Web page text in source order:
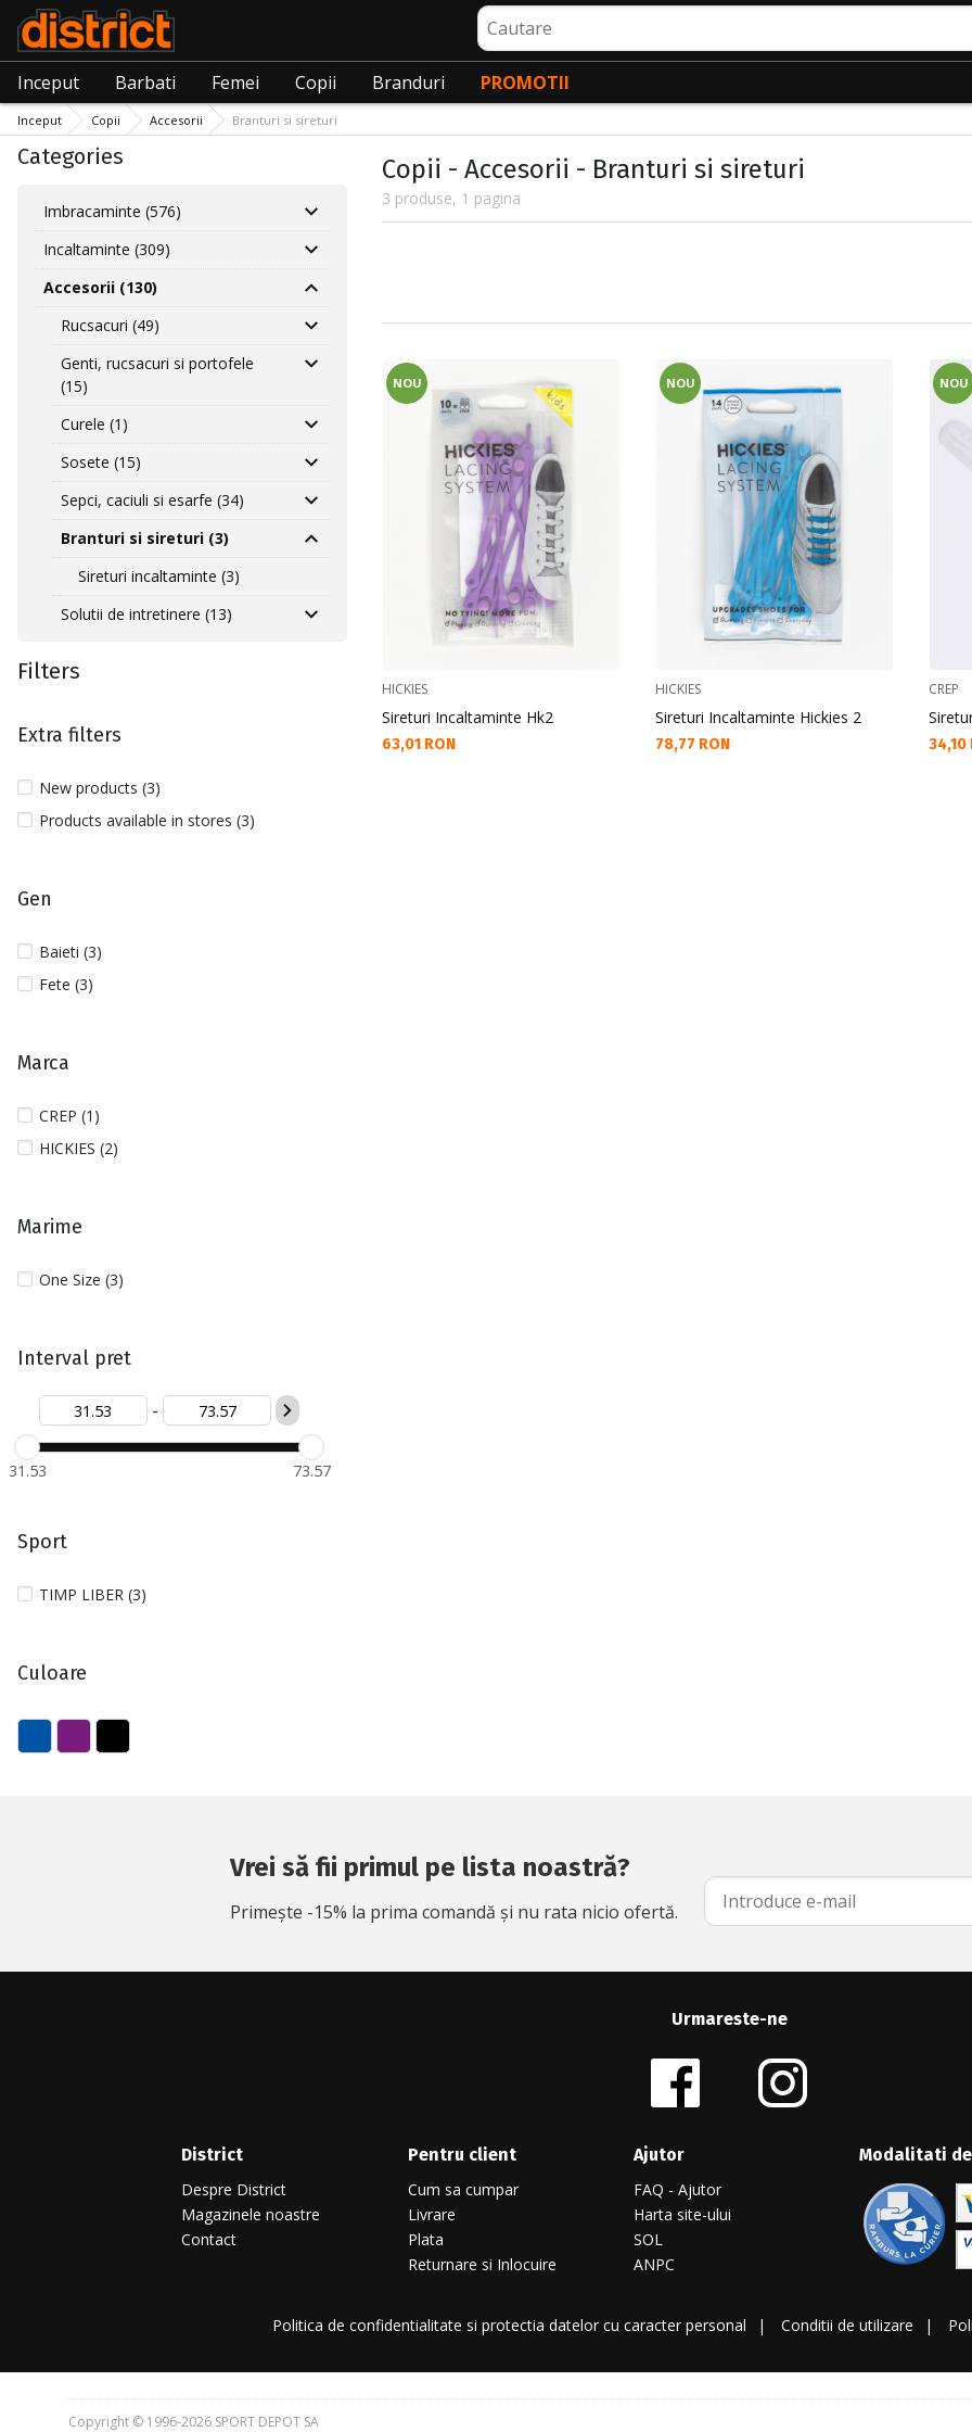
Cautare
Inceput Barbati Femei Copii Branduri PROMOTII
Inceput Copii Accesorii Branturi si sireturi
Categories
Imbracaminte (576)
Incaltaminte (309)
Accesorii (130)
Rucsacuri (49)
Genti, rucsacuri si portofele
(15)
Curele (1)
Sosete (15)
Sepci, caciuli si esarfe (34)
Branturi si sireturi (3)
Sireturi incaltaminte (3)
Solutii de intretinere (13)
Filters
Extra filters
New products (3)
Products available in stores (3)
Gen
Baieti (3)
Fete (3)
Marca
CREP (1)
HICKIES (2)
Marime
One Size (3)
Interval pret
-
31.53 73.57
Sport
TIMP LIBER (3)
Culoare
Copii - Accesorii - Branturi si sireturi
3 produse, 1 pagina
NOU
HICKIES
Sireturi Incaltaminte Hk2
Текуща цена:
63,01 RON
NOU
HICKIES
Sireturi Incaltaminte Hickies 2
Текуща цена:
78,77 RON
NOU
CREP
34,10
Vrei să fii primul pe lista noastră?
Primește -15% la prima comandă și nu rata nicio ofertă.
Urmareste-ne
District
Despre District
Magazinele noastre
Contact
Pentru client
Cum sa cumpar
Livrare
Plata
Returnare si Inlocuire
Ajutor
FAQ - Ajutor
Harta site-ului
SOL
ANPC
Modalitati
Politica de confidentialitate si protectia datelor cu caracter personal Conditii de utilizare
Copyright © 1996-2026 SPORT DEPOT SA